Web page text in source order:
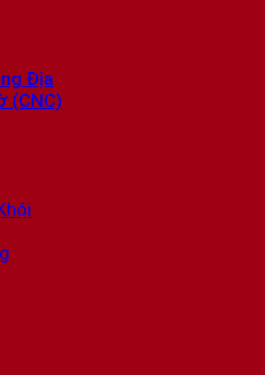
Địa
(CNC)